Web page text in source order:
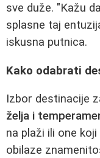
sve duže. "Kažu
splasne taj
iskusna putnica.
Kako odabrati
Izbor destinacije
želja i
na plaži ili one
obilaze